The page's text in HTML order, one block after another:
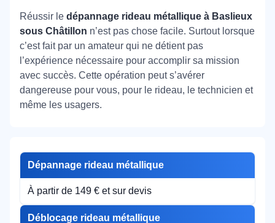
Réussir le dépannage rideau métallique à Baslieux
sous Châtillon n’est pas chose facile. Surtout lorsque
c’est fait par un amateur qui ne détient pas
l’expérience nécessaire pour accomplir sa mission
avec succès. Cette opération peut s’avérer
dangereuse pour vous, pour le rideau, le technicien et
même les usagers.
Dépannage rideau métallique
À partir de 149 € et sur devis
Déblocage rideau métallique